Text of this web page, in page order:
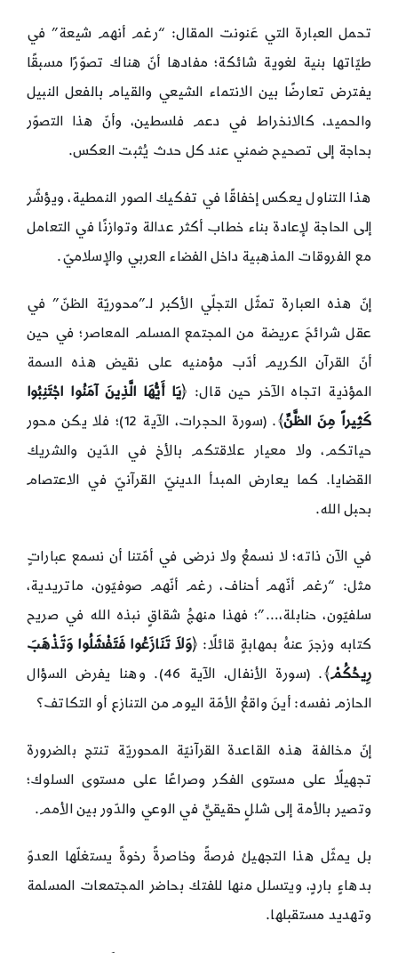
تحمل العبارة التي عَنونت المقال: “رغم أنهم شيعة” في
طيّاتها بنية لغوية شائكة؛ مفادها أنّ هناك تصوّرًا مسبقًا
يفترض تعارضًا بين الانتماء الشيعي والقيام بالفعل النبيل
والحميد، كالانخراط في دعم فلسطين، وأنّ هذا التصوّر
بحاجة إلى تصحيح ضمني عند كل حدث يُثبت العكس.
هذا التناول يعكس إخفاقًا في تفكيك الصور النمطية، ويؤشّر
إلى الحاجة لإعادة بناء خطاب أكثر عدالة وتوازنًا في التعامل
مع الفروقات المذهبية داخل الفضاء العربي والإسلاميّ.
إنّ هذه العبارة تمثّل التجلّي الأكبر لـ”محوريّة الظنّ” في
عقل شرائحَ عريضة من المجتمع المسلم المعاصر؛ في حين
أنّ القرآن الكريم أدّب مؤمنيه على نقيض هذه السمة
المؤذية اتجاه الآخر حين قال: ﴿يَا أَيُّهَا الَّذِينَ آمَنُوا اجْتَنِبُوا
كَثِيراً مِنَ الظَّنِّ
﴾. (سورة الحجرات، الآية 12)؛ فلا يكن محور
حياتكم، ولا معيار علاقتكم بالأخ في الدّين والشريك
القضايا. كما يعارض المبدأ الدينيّ القرآنيّ في الاعتصام
بحبل الله.
في الآن ذاته؛ لا نسمعُ ولا نرضى في أمّتنا أن نسمع عباراتٍ
مثل: “رغم أنّهم أحناف، رغم أنّهم صوفيّون، ماتريدية،
سلفيّون، حنابلة،…”؛ فهذا منهجُ شقاقٍ نبذه الله في صريح
كتابه وزجرَ عنهُ بمهابةٍ قائلًا: ﴿وَلاَ تَنَازَعُوا فَتَفْشَلُوا وَتَذْهَبَ
رِيحُكُمْ
﴾. (سورة الأنفال، الآية 46). وهنا يفرض السؤال
الحازم نفسه: أينَ واقعُ الأمّة اليوم من التنازع أو التكاتف؟
إنّ مخالفة هذه القاعدة القرآنيّة المحوريّة تنتج بالضرورة
تجهيلًا على مستوى الفكر وصراعًا على مستوى السلوك؛
وتصير بالأمة إلى شللٍ حقيقيٍّ في الوعي والدّور بين الأمم.
بل يمثّل هذا التجهيلُ فرصةً وخاصرةً رخوةً يستغلّها العدوّ
بدهاءٍ باردٍ، ويتسلل منها للفتك بحاضر المجتمعات المسلمة
وتهديد مستقبلها.